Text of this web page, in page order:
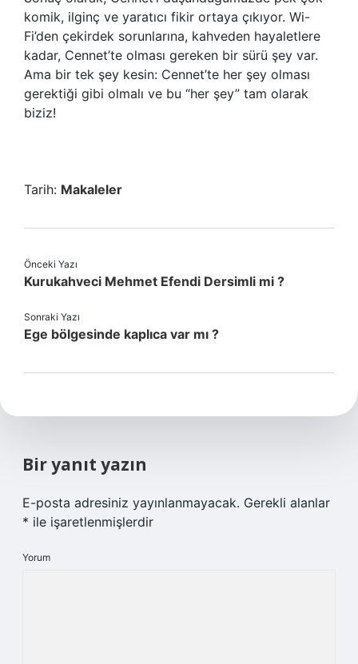
komik, ilginç ve yaratıcı fikir ortaya çıkıyor. Wi-
Fi’den çekirdek sorunlarına, kahveden hayaletlere
kadar, Cennet’te olması gereken bir sürü şey var.
Ama bir tek şey kesin: Cennet’te her şey olması
gerektiği gibi olmalı ve bu “her şey” tam olarak
biziz!
Tarih: Makaleler
Önceki Yazı
Kurukahveci Mehmet Efendi Dersimli mi ?
Sonraki Yazı
Ege bölgesinde kaplıca var mı ?
Bir yanıt yazın
E-posta adresiniz yayınlanmayacak. Gerekli alanlar
* ile işaretlenmişlerdir
Yorum